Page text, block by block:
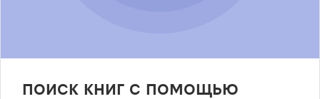
поиск книг с помощью